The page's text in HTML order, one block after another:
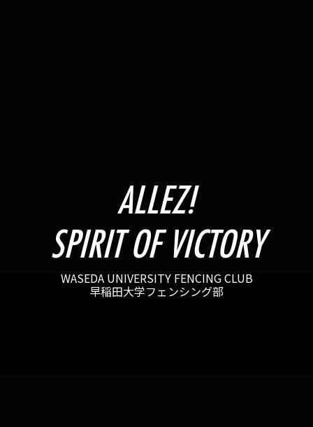
ALLEZ!
SPIRIT OF VICTORY
WASEDA UNIVERSITY FENCING CLUB
早稲田大学フェンシング部